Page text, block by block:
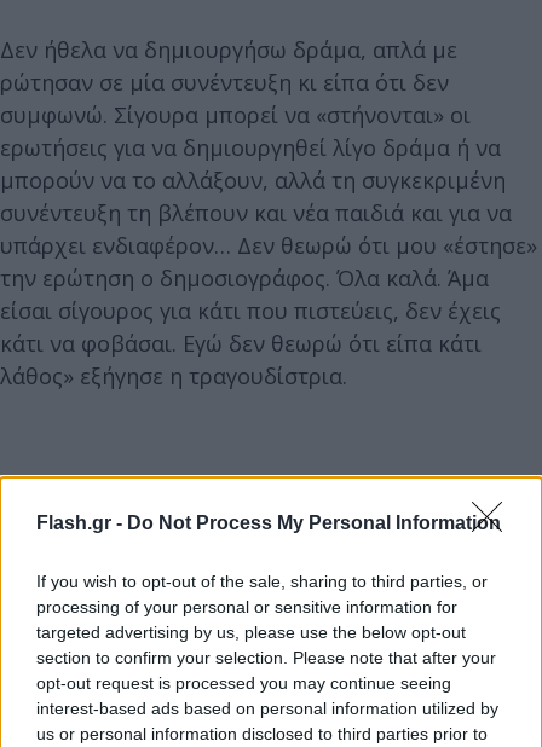
Flash.gr - Do Not Process My Personal Information
If you wish to opt-out of the sale, sharing to third parties, or
processing of your personal or sensitive information for
targeted advertising by us, please use the below opt-out
section to confirm your selection. Please note that after your
opt-out request is processed you may continue seeing
interest-based ads based on personal information utilized by
us or personal information disclosed to third parties prior to
Δεν ήθελα να δημιουργήσω δράμα, απλά με
ρώτησαν σε μία συνέντευξη κι είπα ότι δεν
συμφωνώ. Σίγουρα μπορεί να «στήνονται» οι
ερωτήσεις για να δημιουργηθεί λίγο δράμα ή να
μπορούν να το αλλάξουν, αλλά τη συγκεκριμένη
συνέντευξη τη βλέπουν και νέα παιδιά και για να
υπάρχει ενδιαφέρον… Δεν θεωρώ ότι μου «έστησε»
την ερώτηση ο δημοσιογράφος. Όλα καλά. Άμα
είσαι σίγουρος για κάτι που πιστεύεις, δεν έχεις
κάτι να φοβάσαι. Εγώ δεν θεωρώ ότι είπα κάτι
λάθος» εξήγησε η τραγουδίστρια.